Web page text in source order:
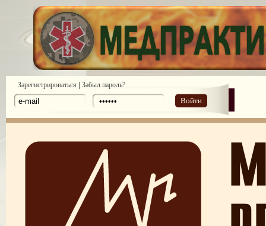
Зарегистрироваться | Забыл пароль?
Войти